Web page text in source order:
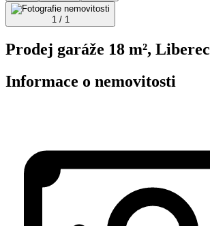
1 / 1
Prodej garáže 18 m², Liberec
Informace o nemovitosti